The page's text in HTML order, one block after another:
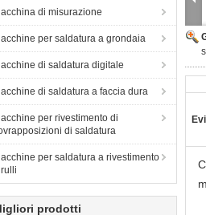
di misurazione
per saldatura a grondaia
di saldatura digitale
di saldatura a faccia dura
per rivestimento di
di saldatura
per saldatura a rivestimento
prodotti